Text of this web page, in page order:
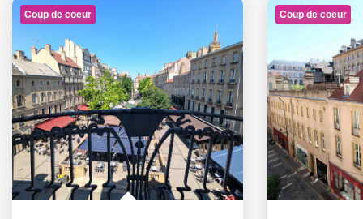
Coup de coeur Coup de coeur